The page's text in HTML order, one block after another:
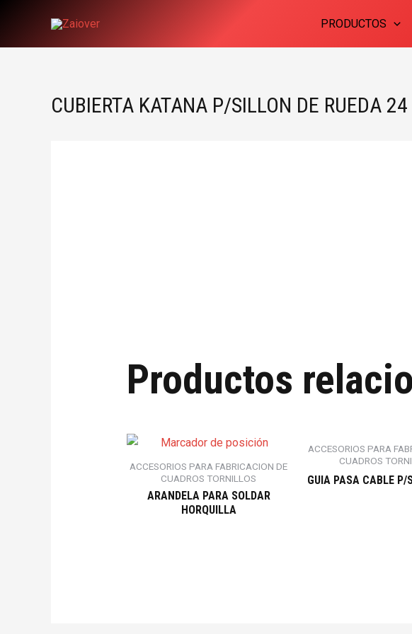
PRODUCTOS
CUBIERTA KATANA P/SILLON DE RUEDA 24
Productos
ACCESORIOS PARA FABRICACION DE
CUADROS TORNILLOS
ARANDELA PARA SOLDAR
HORQUILLA
ACCESORIOS PARA
CUADROS
GUIA PASA CABLE P/